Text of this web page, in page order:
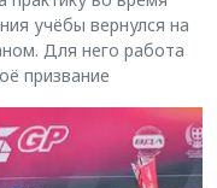
учёбы вернулся на
Для него работа
призвание